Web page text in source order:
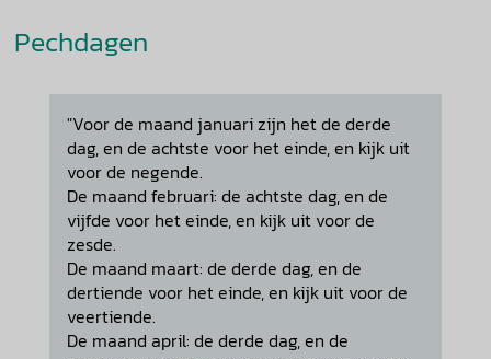
Pechdagen
"Voor de maand januari zijn het de derde
dag, en de achtste voor het einde, en kijk uit
voor de negende.
De maand februari: de achtste dag, en de
vijfde voor het einde, en kijk uit voor de
zesde.
De maand maart: de derde dag, en de
dertiende voor het einde, en kijk uit voor de
veertiende.
De maand april: de derde dag, en de